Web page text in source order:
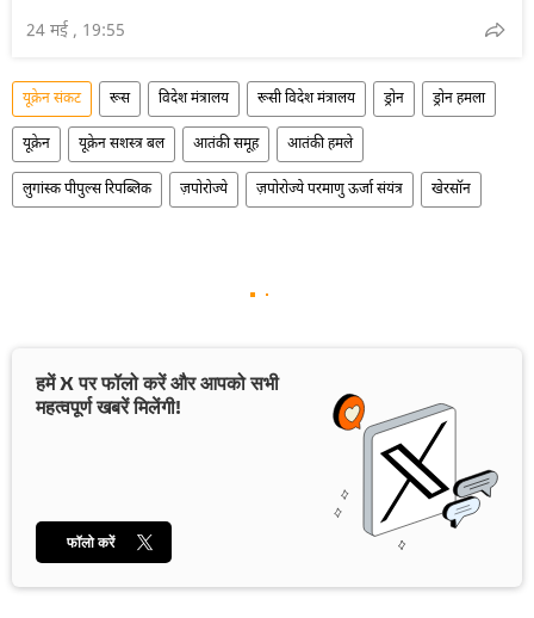
24 मई , 19:55
यूक्रेन संकट रूस विदेश मंत्रालय रूसी विदेश मंत्रालय ड्रोन ड्रोन हमला
यूक्रेन यूक्रेन सशस्त्र बल आतंकी समूह आतंकी हमले
लुगांस्क पीपुल्स रिपब्लिक ज़पोरोज्ये ज़पोरोज्ये परमाणु ऊर्जा संयंत्र खेरसॉन
हमें X पर फॉलो करें और आपको सभी
महत्वपूर्ण खबरें मिलेंगी!
फॉलो करें